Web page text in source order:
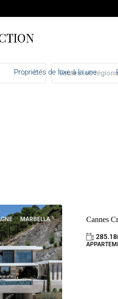
Propriétés de luxe à la une
Toutes les régions
MARBELLA Cannes
285.18